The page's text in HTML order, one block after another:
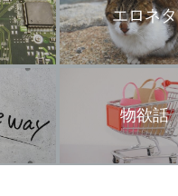
エロネタ
物欲話